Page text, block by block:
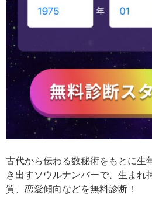
古代から伝わる数秘術をもとに生
き出すソウルナンバーで、生まれ
質、恋愛傾向などを無料診断！